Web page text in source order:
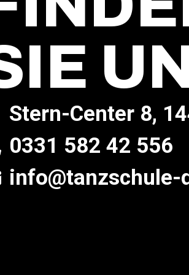
Stern-Center 8,
0331 582 42 556
info@tanzschule-